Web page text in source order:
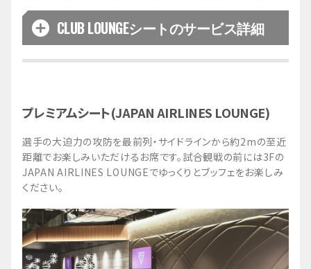
※内容は予告なく変更となる場合がございます。
バーカウンター
す。)
軽食などもご用意しております。(フリードリンクと
は別料金になります。)
専用入口
2Fの専用レーンと専用入場口からご入場いただけま
す。
入場可能時間は一般入場時刻となりますので、会員
優先入場をご利用の方は会員優先入場口よりご入場
CLUB LOUNGEシートのサービス詳細
ご利用可能時間
※1 会員優先入場をされた方は、そのお時間よりサ
※2 フードチケットの引換はハーフタイム終了まで
となります
フリードリンク
CLUB LOUNGEシートにはアルコールを含むフリー
ドリンクが含まれておりますので、専用のフリード
リンクカウンターにてご注文ください。
フリードリンク内容：生ビール、ウィスキー、焼
プレミアムシート(JAPAN AIRLINES LOUNGE)
選手の大迫力の攻防を最前列・サイドラインから約2mの至近
距離でお楽しみいただけるお席です。試合観戦の前には3Fの
JAPAN AIRLINES LOUNGEでゆっくりとブッフェをお楽しみ
ください。